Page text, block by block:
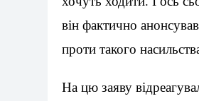
він фактично
проти такого
На цю заяву